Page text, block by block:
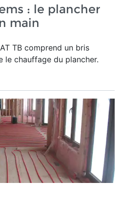
: le plancher
main
TB comprend un bris
le chauffage du plancher.